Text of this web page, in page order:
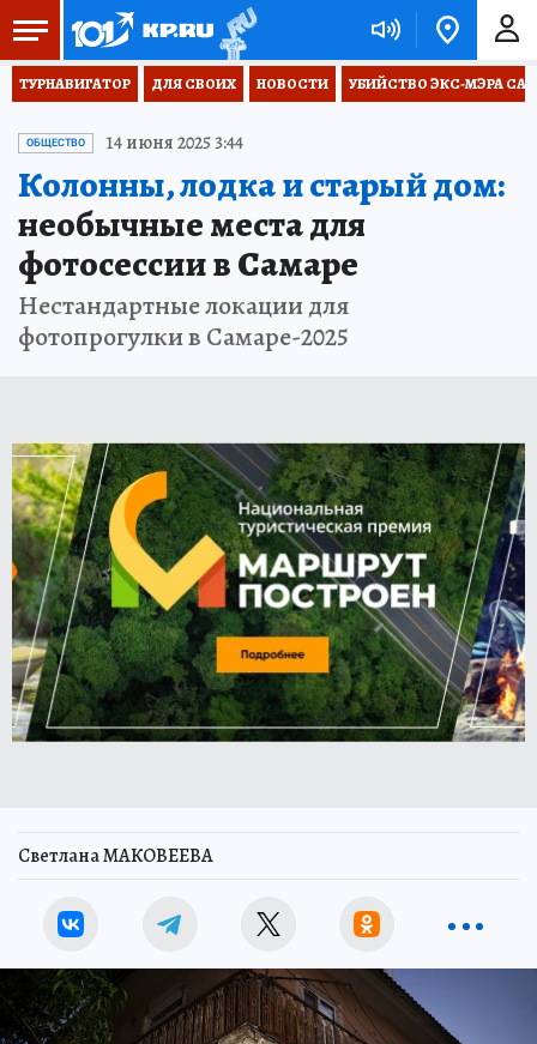
ТУРНАВИГАТОР ДЛЯ СВОИХ НОВОСТИ УБИЙСТВО ЭКС-МЭРА
ОБЩЕСТВО 14 июня 2025 3:44
Колонны, лодка и старый дом:
необычные места для
фотосессии в Самаре
Нестандартные локации для
фотопрогулки в Самаре-2025
Светлана МАКОВЕЕВА